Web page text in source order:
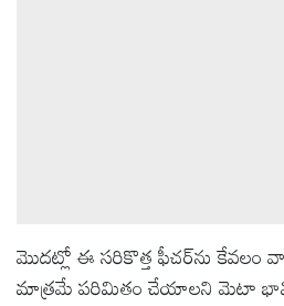
మొదట్లో ఈ సరికొత్త ఫీచర్‌ను కేవలం
మాత్రమే పరిమితం చేయాలని మెటా